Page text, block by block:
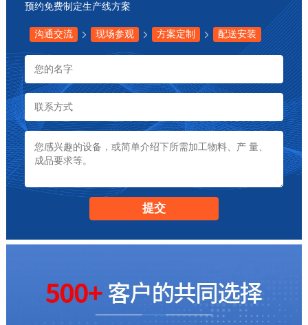
预约免费制定生产线方案
沟通交流 现场参观 方案定制 配送安装